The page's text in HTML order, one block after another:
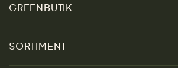
GREENBUTIK
SORTIMENT